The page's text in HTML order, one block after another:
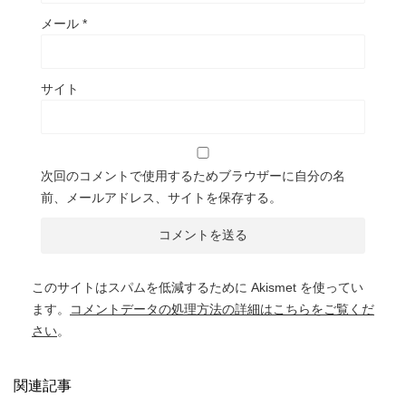
メール *
サイト
次回のコメントで使用するためブラウザーに自分の名
前、メールアドレス、サイトを保存する。
このサイトはスパムを低減するために Akismet を使ってい
ます。
コメントデータの処理方法の詳細はこちらをご覧くだ
さい。
関連記事